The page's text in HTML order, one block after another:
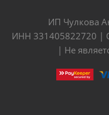
ИП Чулкова
ИНН 331405822720 |
| Не